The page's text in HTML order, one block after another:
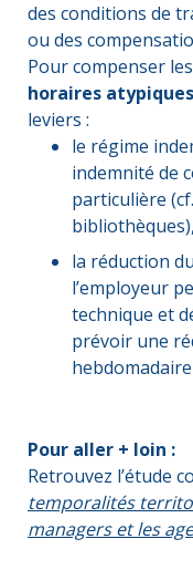
des conditions de
ou des
Pour compenser
horaires atypiques
leviers :
le régime
indemnité de
particulière
bibliothèques),
la réduction
l’employeur
technique et
prévoir une
Pour aller + loin :
Retrouvez l’étude
temporalités
managers et les